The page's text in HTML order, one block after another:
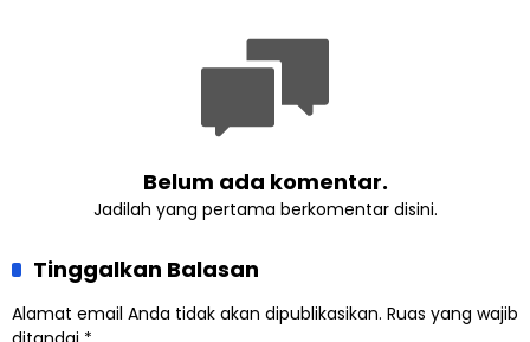
Belum ada komentar.
Jadilah yang pertama berkomentar disini.
Tinggalkan Balasan
Alamat email Anda tidak akan dipublikasikan. Ruas yang wajib